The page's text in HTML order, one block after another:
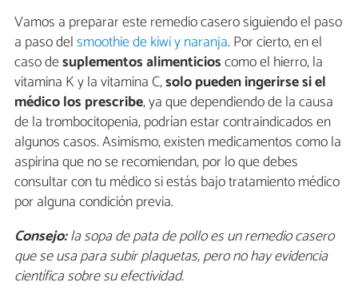
Vamos a preparar este remedio casero siguiendo el paso
a paso delsmoothie de kiwi y naranja. Por cierto, en el
caso desuplementos alimenticioscomo el hierro, la
vitamina K y la vitamina C,solo pueden ingerirse si el
médico los prescribe, ya que dependiendo de la causa
de la trombocitopenia, podrían estar contraindicados en
algunos casos. Asimismo, existen medicamentos como la
aspirina que no se recomiendan, por lo que debes
consultar con tu médico si estás bajo tratamiento médico
por alguna condición previa.
Consejo:la sopa de pata de pollo es un remedio casero
que se usa para subir plaquetas, pero no hay evidencia
científica sobre su efectividad.